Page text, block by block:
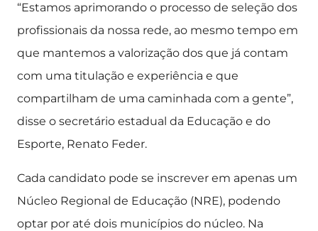
“Estamos aprimorando o processo de seleção dos
profissionais da nossa rede, ao mesmo tempo em
que mantemos a valorização dos que já contam
com uma titulação e experiência e que
compartilham de uma caminhada com a gente”,
disse o secretário estadual da Educação e do
Esporte, Renato Feder.
Cada candidato pode se inscrever em apenas um
Núcleo Regional de Educação (NRE), podendo
optar por até dois municípios do núcleo. Na